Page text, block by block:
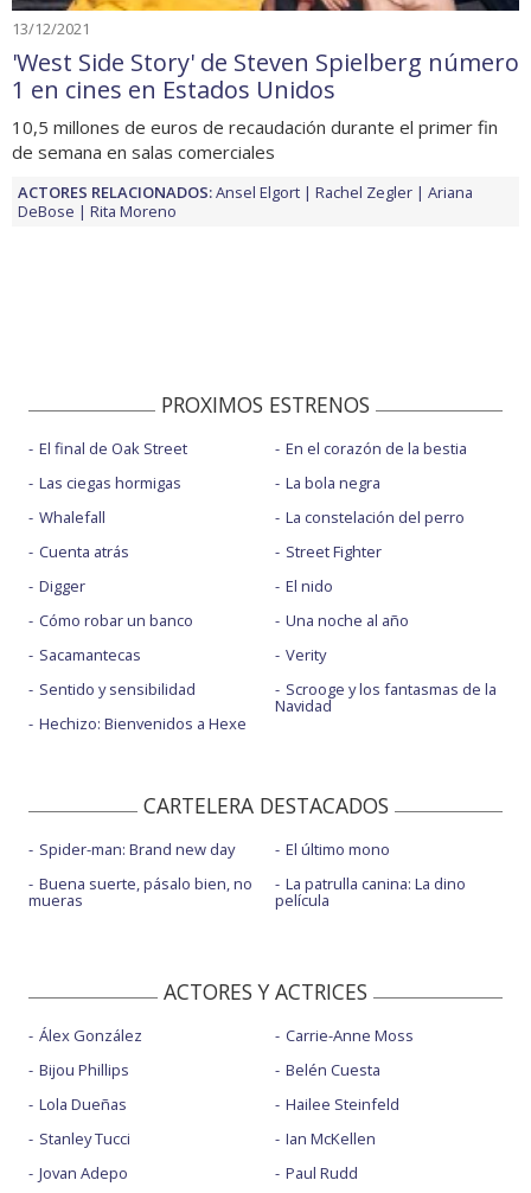
13/12/2021
'West Side Story' de Steven Spielberg número
1 en cines en Estados Unidos
10,5 millones de euros de recaudación durante el primer fin
de semana en salas comerciales
ACTORES RELACIONADOS:Ansel Elgort Rachel Zegler
Ariana
DeBose
Rita Moreno
PROXIMOS ESTRENOS
El final de Oak Street
Las ciegas hormigas
Whalefall
Cuenta atrás
Digger
Cómo robar un banco
Sacamantecas
Sentido y sensibilidad
Hechizo: Bienvenidos a Hexe
En el corazón de la bestia
La bola negra
La constelación del perro
Street Fighter
El nido
Una noche al año
Verity
Scrooge y los fantasmas de la
Navidad
CARTELERA DESTACADOS
Spider-man: Brand new day
Buena suerte, pásalo bien, no
mueras
El último mono
La patrulla canina: La dino
película
ACTORES Y ACTRICES
Álex González
Bijou Phillips
Lola Dueñas
Stanley Tucci
Jovan Adepo
Carrie-Anne Moss
Belén Cuesta
Hailee Steinfeld
Ian McKellen
Paul Rudd